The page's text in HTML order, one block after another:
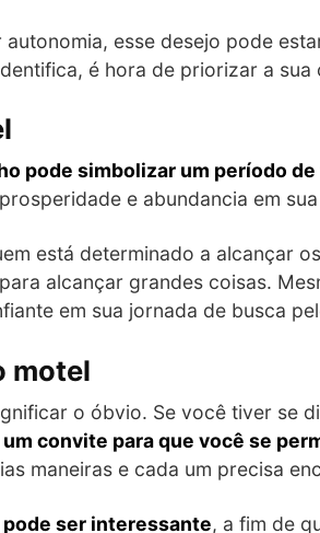
esse desejo pode
é hora de priorizar a sua
pode simbolizar um período
e abundancia em
está determinado a alcançar
alcançar grandes coisas.
em sua jornada de busca
motel
o óbvio. Se você tiver se
convite para que você se
maneiras e cada um precisa
ser interessante, a fim de